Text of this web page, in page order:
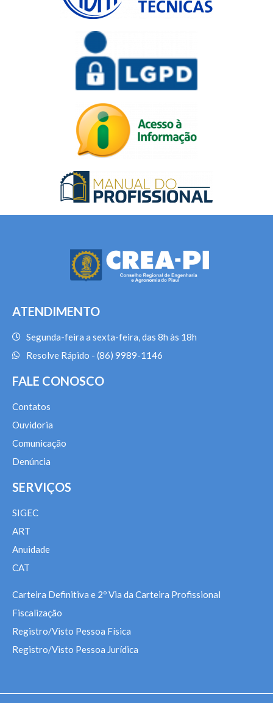
ATENDIMENTO
Segunda-feira a sexta-feira, das 8h às 18h
Resolve Rápido - (86) 9989-1146
FALE CONOSCO
Contatos
Ouvidoria
Comunicação
Denúncia
SERVIÇOS
SIGEC
ART
Anuidade
CAT
Carteira Definitiva e 2º Via da Carteira Profissional
Fiscalização
Registro/Visto Pessoa Física
Registro/Visto Pessoa Jurídica